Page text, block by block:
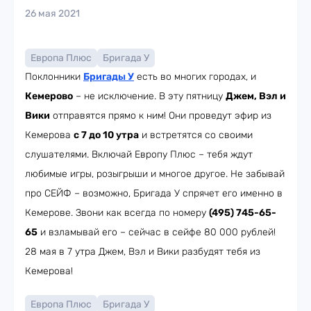
26 мая 2021
Европа Плюс
Бригада У
Поклонники Бригады У есть во многих городах, и
Кемерово – не исключение. В эту пятницу Джем, Вэл и
Вики отправятся прямо к ним! Они проведут эфир из
Кемерова с 7 до 10 утра и встретятся со своими
слушателями. Включай Европу Плюс – тебя ждут
любимые игры, розыгрыши и многое другое. Не забывай
про СЕЙФ – возможно, Бригада У спрячет его именно в
Кемерове. Звони как всегда по номеру (495) 745-65-
65 и взламывай его – сейчас в сейфе 80 000 рублей!
28 мая в 7 утра Джем, Вэл и Вики разбудят тебя из
Кемерова!
Европа Плюс Бригада У